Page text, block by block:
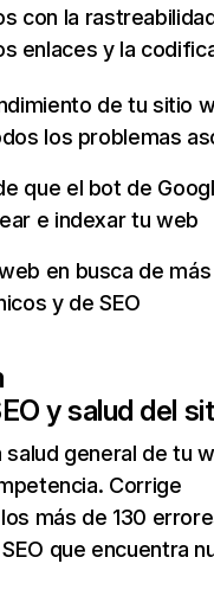
con la
enlaces y la
de tu sitio
los problemas
que el bot de
e indexar tu web
en busca de
y de SEO
y salud del
salud general de tu
Corrige
más de 130
que encuentra